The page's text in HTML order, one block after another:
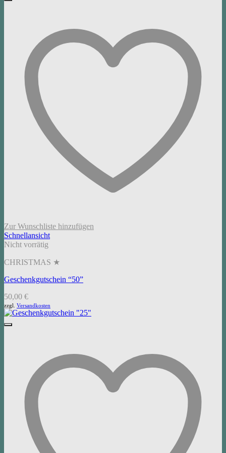
Zur Wunschliste hinzufügen
Schnellansicht
Nicht vorrätig
CHRISTMAS ★
Geschenkgutschein “50”
50,00 €
zzgl. Versandkosten